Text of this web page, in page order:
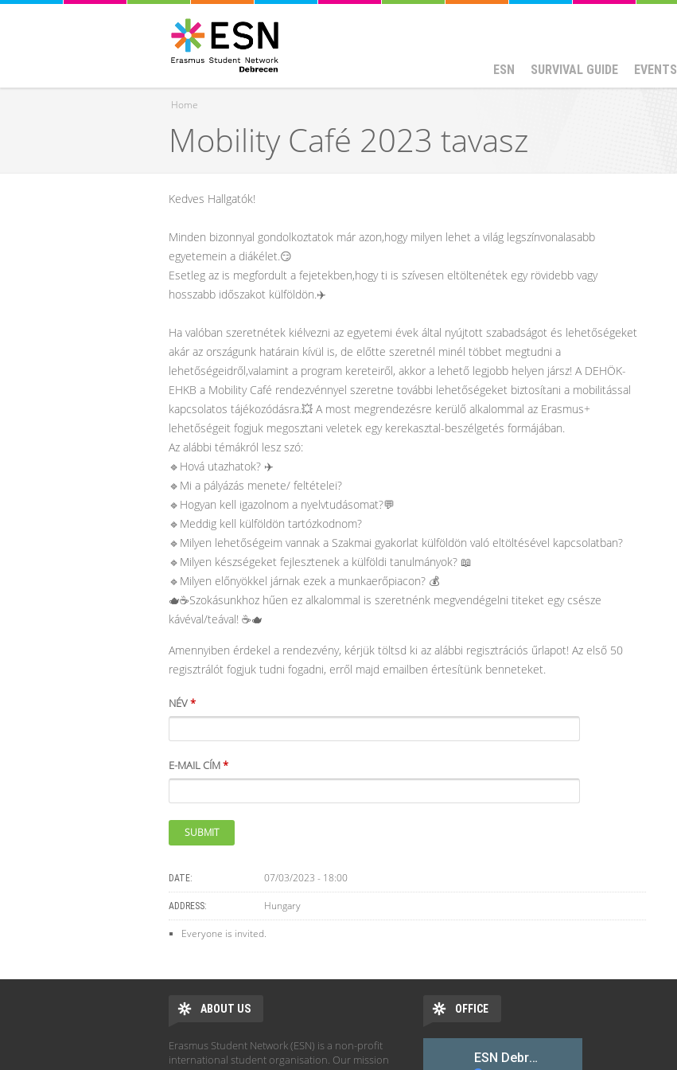
ESN SURVIVAL GUIDE EVENTS
You are here
Home
Mobility Café 2023 tavasz
Kedves Hallgatók!
Minden bizonnyal gondolkoztatok már azon,hogy milyen lehet a világ legszínvonalasabb
egyetemein a diákélet.😏
Esetleg az is megfordult a fejetekben,hogy ti is szívesen eltöltenétek egy rövidebb vagy
hosszabb időszakot külföldön.✈️
Ha valóban szeretnétek kiélvezni az egyetemi évek által nyújtott szabadságot és lehetőségeket
akár az országunk határain kívül is, de előtte szeretnél minél többet megtudni a
lehetőségeidről,valamint a program kereteiről, akkor a lehető legjobb helyen jársz! A DEHÖK-
EHKB a Mobility Café rendezvénnyel szeretne további lehetőségeket biztosítani a mobilitással
kapcsolatos tájékozódásra.💥 A most megrendezésre kerülő alkalommal az Erasmus+
lehetőségeit fogjuk megosztani veletek egy kerekasztal-beszélgetés formájában.
Az alábbi témákról lesz szó:
🔹️Hová utazhatok? ✈️
🔹️Mi a pályázás menete/ feltételei?
🔹️Hogyan kell igazolnom a nyelvtudásomat?💬
🔹️Meddig kell külföldön tartózkodnom?
🔹️Milyen lehetőségeim vannak a ️Szakmai gyakorlat külföldön való eltöltésével kapcsolatban?
🔹️Milyen készségeket fejlesztenek a külföldi tanulmányok? 📖
🔹️Milyen előnyökkel járnak ezek a munkaerőpiacon? 💰
🫖☕️Szokásunkhoz hűen ez alkalommal is szeretnénk megvendégelni titeket egy csésze
kávéval/teával! ☕️🫖
Amennyiben érdekel a rendezvény, kérjük töltsd ki az alábbi regisztrációs űrlapot! Az első 50
regisztrálót fogjuk tudni fogadni, erről majd emailben értesítünk benneteket.
NÉV*
E-MAIL CÍM*
DATE: 07/03/2023 - 18:00
ADDRESS: Hungary
Everyone is invited.
ABOUT US
Erasmus Student Network (ESN) is a non-profit
international student organisation. Our mission
OFFICE